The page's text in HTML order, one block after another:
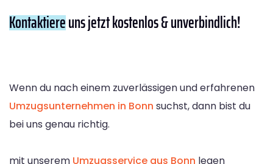
Kontaktiereuns jetzt kostenlos & unverbindlich!
Wenn du nach einem zuverlässigen und erfahrenen
Umzugsunternehmen in Bonn suchst, dann bist du
bei uns genau richtig.
mit unserem Umzugsservice aus Bonn legen